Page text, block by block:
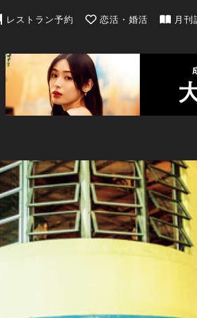
京カレンダー | 最新のグルメ、洗練され
レストラン予約 恋活・婚活 月刊